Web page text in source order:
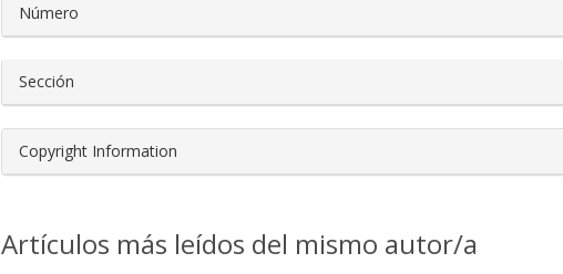
Número
Sección
Copyright Information
Artículos más leídos del mismo autor/a